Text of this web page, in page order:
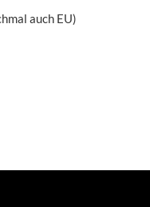
auch EU)